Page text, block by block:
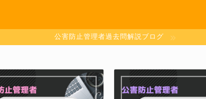
公害防止管理者過去問解説ブログ